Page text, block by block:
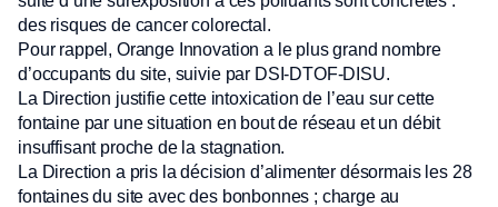
des risques de cancer colorectal.
Pour rappel, Orange Innovation a le plus grand nombre
d’occupants du site, suivie par DSI-DTOF-DISU.
La Direction justifie cette intoxication de l’eau sur cette
fontaine par une situation en bout de réseau et un débit
insuffisant proche de la stagnation.
La Direction a pris la décision d’alimenter désormais les 28
fontaines du site avec des bonbonnes ; charge au